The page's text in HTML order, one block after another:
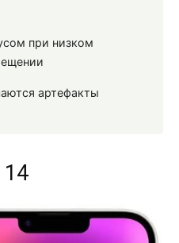
при низком
артефакты
14